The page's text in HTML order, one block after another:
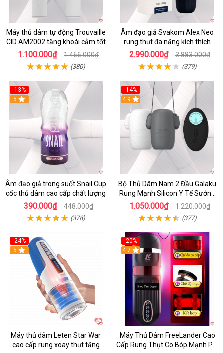
Máy thủ dâm tự động Trouvaille
CID AM2002 tăng khoái cảm tốt
1.100.000₫ 1.466.000₫
(380)
Âm đạo giả Svakom Alex Neo
rung thụt đa năng kích thích
mạnh
2.990.000₫ 3.883.000₫
(379)
-13%
5
Âm đạo giả trong suốt Snail Cup
cốc thủ dâm cao cấp chất lượng
390.000₫ 448.000₫
(378)
-14%
4.9
Bộ Thủ Dâm Nam 2 Đầu Galaku
Rung Mạnh Silicon Y Tế Sướng
Tột Đỉnh
1.050.000₫ 1.220.000₫
(377)
-24%
5
Máy thủ dâm Leten Star War
cao cấp rung xoay thụt tăng
-20%
4.7
Máy Thủ Dâm FreeLander Cao
Cấp Rung Thụt Co Bóp Mạnh Pin